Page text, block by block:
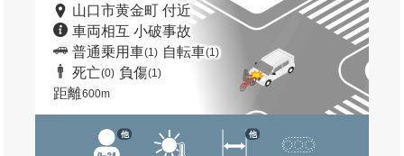
山口市黄金町 付近
車両相互 小破事故
普通乗用車(1) 自転車(1)
死亡(0) 負傷(1)
距離600m
他 他